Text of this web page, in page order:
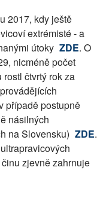
2017, kdy ještě
extrémisté - a
útoky ZDE. O
nicméně počet
čtvrtý rok za
případě postupně
násilných
na Slovensku) ZDE.
zjevně zahrnuje